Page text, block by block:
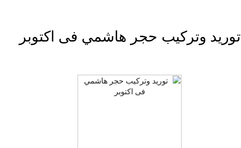
توريد وتركيب حجر هاشمي فى اكتوبر